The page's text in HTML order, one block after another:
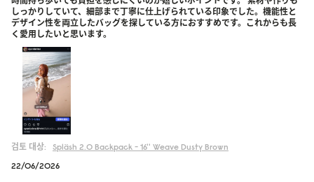
しっかりしていて、細部まで丁寧に仕上げられている印象でした。機能性と
デザイン性を両立したバッグを探している方におすすめです。これからも長
く愛用したいと思います。
검토 대상: Spläsh 2.0 Backpack - 16'' Weave Dusty Brown
22/06/2026